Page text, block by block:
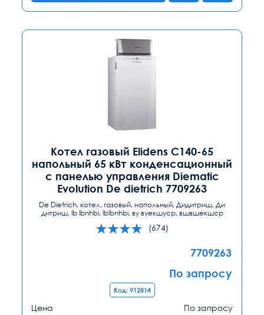
Котел газовый Elidens C140-65
напольный 65 кВт конденсационный
с панелью управления Diematic
Evolution De dietrich 7709263
De Dietrich, котел, газовый, напольный, Дидитриш, Ди
дитриш, lb lbnhbi, lblbnhbi, ву вуекшуср, вшвшекшср
(674)
7709263
По запросу
Код: 912814
Цена По запросу